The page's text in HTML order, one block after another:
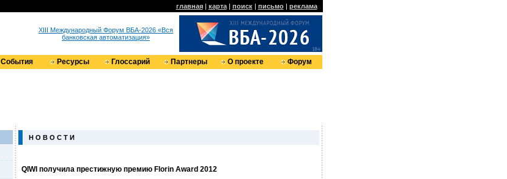
главная| карта| поиск| письмо| реклама
XIII Международный Форум ВБА-2026 «Вся
банковская автоматизация»
События Ресурсы Глоссарий Партнеры О проекте Форум
Н О В О С Т И
QIWI получила престижную премию Florin Award 2012